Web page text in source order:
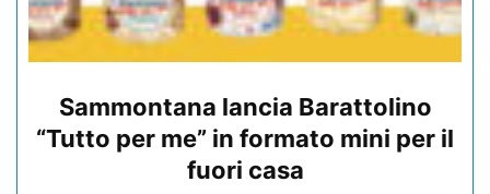
Sammontana lancia Barattolino
“Tutto per me” in formato mini per il
fuori casa